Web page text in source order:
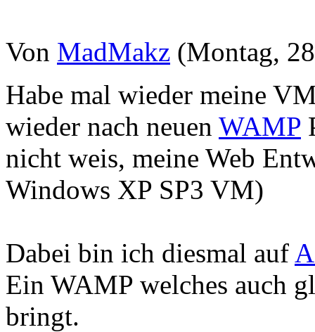
Von MadMakz (Montag,
Habe mal wieder meine
wieder nach neuen WAMP
nicht weis, meine Web
Windows XP SP3 VM)
Dabei bin ich diesmal auf
Ein WAMP welches auch
bringt.